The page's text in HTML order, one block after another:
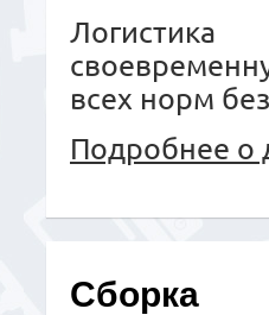
Логистика
всех норм
Подробнее о
Сборка